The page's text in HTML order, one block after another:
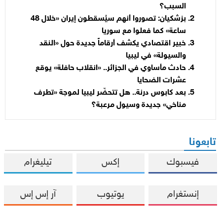
السبب؟
بزشكيان: تصوروا أنهم سيُسقطون إيران «خلال 48
ساعة» كما فعلوا مع سوريا
خبير اقتصادي يكشف أرقاماً جديدة حول «النقد
والسيولة» في ليبيا
حادث مأساوي في الجزائر.. «انقلاب حافلة» يوقع
عشرات الضحايا
بعد كابوس درنة.. هل تتحضّر ليبيا لموجة «تطرف
مناخي» جديدة وسيول مرعبة؟
تابعونا
فيسبوك إكس تيليغرام
إنستغرام يوتيوب آر إس إس